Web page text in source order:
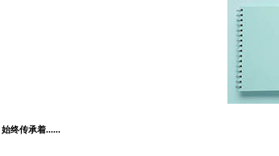
终传承着......